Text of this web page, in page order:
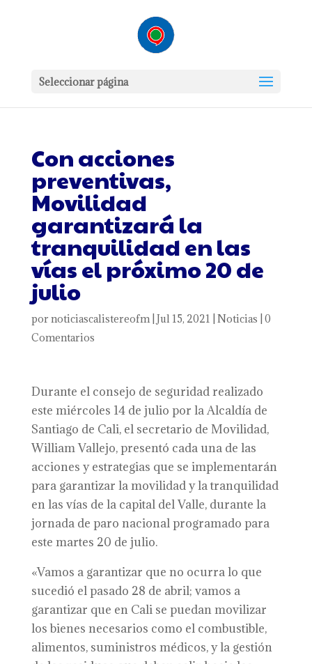
Seleccionar página
Con acciones
preventivas,
Movilidad
garantizará la
tranquilidad en las
vías el próximo 20 de
julio
por noticiascalistereofm| Jul 15, 2021 Noticias 0
Comentarios
Durante el consejo de seguridad realizado
este miércoles 14 de julio por la Alcaldía de
Santiago de Cali, el secretario de Movilidad,
William Vallejo, presentó cada una de las
acciones y estrategias que se implementarán
para garantizar la movilidad y la tranquilidad
en las vías de la capital del Valle, durante la
jornada de paro nacional programado para
este martes 20 de julio.
«Vamos a garantizar que no ocurra lo que
sucedió el pasado 28 de abril; vamos a
garantizar que en Cali se puedan movilizar
los bienes necesarios como el combustible,
alimentos, suministros médicos, y la gestión